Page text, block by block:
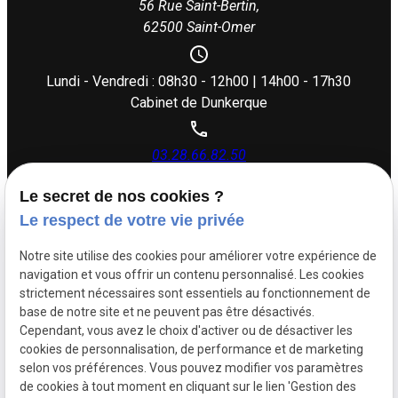
56 Rue Saint-Bertin,
62500 Saint-Omer
Lundi - Vendredi : 08h30 - 12h00 | 14h00 - 17h30
Cabinet de Dunkerque
03.28.66.82.50
26 rue Dupouy,
59140 Dunkerque
Lundi - Vendredi : 08h30 - 12h00 | 14h00 - 17h30
Mentions légales
Siret :88505383500017
Le secret de nos cookies ?
Le respect de votre vie privée
Notre site utilise des cookies pour améliorer votre expérience de
navigation et vous offrir un contenu personnalisé. Les cookies
strictement nécessaires sont essentiels au fonctionnement de
base de notre site et ne peuvent pas être désactivés.
Cependant, vous avez le choix d'activer ou de désactiver les
cookies de personnalisation, de performance et de marketing
selon vos préférences. Vous pouvez modifier vos paramètres
de cookies à tout moment en cliquant sur le lien 'Gestion des